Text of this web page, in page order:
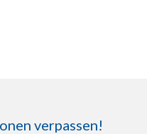
verpassen!